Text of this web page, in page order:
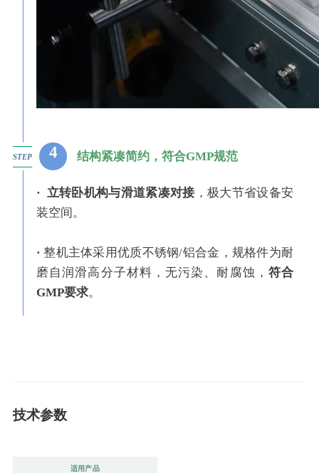
STEP 4 结构紧凑简约，符合GMP规范
· 立转卧机构与滑道紧凑对接 ，极大节省设备安
装空间。
·整机主体采用优质不锈钢/铝合金，规格件为耐
磨自润滑高分子材料，无污染、耐腐蚀， 符合
GMP要求。
技术参数
适用产品